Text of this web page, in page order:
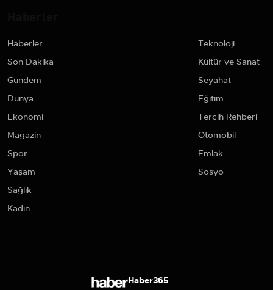
Haberler
Son Dakika
Gündem
Dünya
Ekonomi
Magazin
Spor
Yaşam
Sağlık
Kadın
Teknoloji
Kültür ve Sanat
Seyahat
Eğitim
Tercih Rehberi
Otomobil
Emlak
Sosyo
Haber365